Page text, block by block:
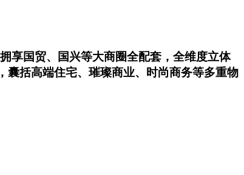
享国贸、国兴等大商圈全配套，全维度立体
囊括高端住宅、璀璨商业、时尚商务等多重物